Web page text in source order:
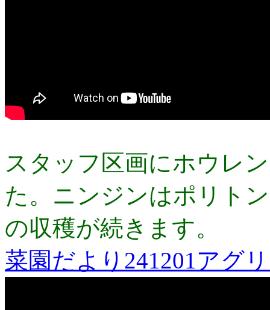
スタッフ区画にホウレ
た。ニンジンはポリト
の収穫が続きます。
菜園だより241201アグ